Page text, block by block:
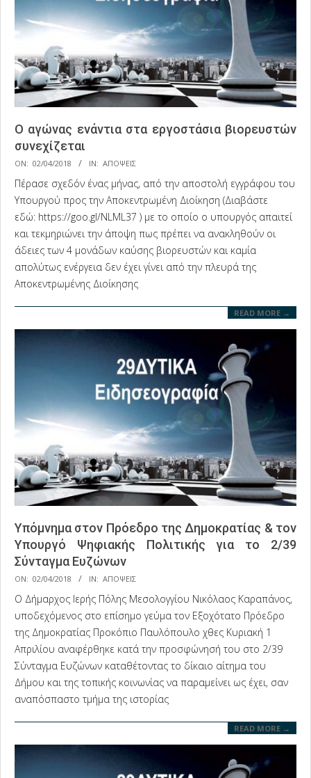
O αγώνας ενάντια στα εργοστάσια βιορευστών
συνεχίζεται
2018-
04-
02
ON: 02/04/2018 IN: ΑΠΟΨΕΙΣ
Πέρασε σχεδόν ένας μήνας, από την αποστολή εγγράφου του
Υπουργού προς την Αποκεντρωμένη Διοίκηση (Διαβάστε
εδώ: https://goo.gl/NLML37 ) με το οποίο ο υπουργός απαιτεί
και τεκμηριώνει την άποψη πως πρέπει να ανακληθούν οι
άδειες των 4 μονάδων καύσης βιορευστών και καμία
απολύτως ενέργεια δεν έχει γίνει από την πλευρά της
Αποκεντρωμένης Διοίκησης
READ MORE →
Υπόμνημα στον Πρόεδρο της Δημοκρατίας & τον
Υπουργό Ψηφιακής Πολιτικής για το 2/39
Σύνταγμα Ευζώνων
2018-
04-
02
ON: 02/04/2018 IN: ΑΠΟΨΕΙΣ
Ο Δήμαρχος Ιερής Πόλης Μεσολογγίου Νικόλαος Καραπάνος,
υποδεχόμενος στο επίσημο γεύμα τον Εξοχότατο Πρόεδρο
της Δημοκρατίας Προκόπιο Παυλόπουλο χθες Κυριακή 1
Απριλίου αναφέρθηκε κατά την προσφώνησή του στο 2/39
Σύνταγμα Ευζώνων καταθέτοντας το δίκαιο αίτημα του
Δήμου και της τοπικής κοινωνίας να παραμείνει ως έχει, σαν
αναπόσπαστο τμήμα της ιστορίας
READ MORE →